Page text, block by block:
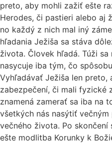
preto, aby mohli zažiť ešte
Herodes, či pastieri alebo aj
no každý z nich mal iný
hľadania Ježiša sa stáva
života. Človek hľadá. Túži
nasycuje iba tým, čo
Vyhľadávať Ježiša len preto,
zabezpečení, či mali fyzické
znamená zamerať sa iba na
všetkých nás nasýtiť
večného života. Po
ešte modlitba Korunky k